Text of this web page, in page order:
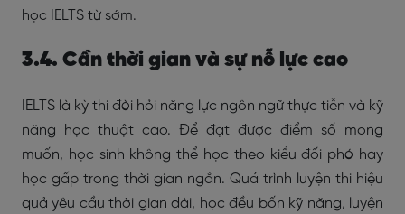
học IELTS từ sớm.
3.4. Cần thời gian và sự nỗ lực cao
IELTS là kỳ thi đòi hỏi năng lực ngôn ngữ thực tiễn và kỹ
năng học thuật cao. Để đạt được điểm số mong
muốn, học sinh không thể học theo kiểu đối phó hay
học gấp trong thời gian ngắn. Quá trình luyện thi hiệu
quả yêu cầu thời gian dài, học đều bốn kỹ năng, luyện